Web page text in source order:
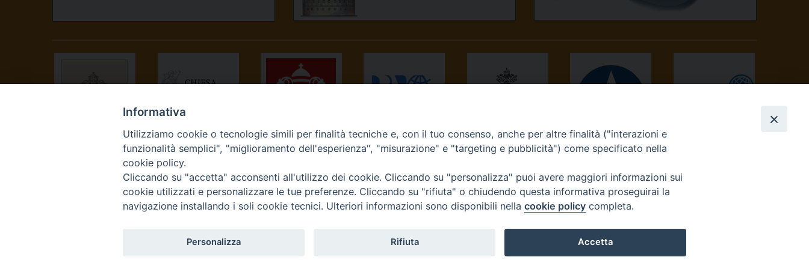
CONFERENZA
EPISCOPALE
ITALIANA
NEWS.VA RADIO VATICANA
OSSERVATORE
ROMANO
AVVENIRE
Curia Vescovile Piazza Castello, 3 10015 Ivrea (To) Tel. 0125.641138 Fax 0125.40296 segreteriacuria@diocesivrea.it
Informativa
Utilizziamo cookie o tecnologie simili per finalità tecniche e, con il tuo consenso, anche per altre finalità ("interazioni e
funzionalità semplici", "miglioramento dell'esperienza", "misurazione" e "targeting e pubblicità") come specificato nella
cookie policy.
Cliccando su "accetta" acconsenti all'utilizzo dei cookie. Cliccando su "personalizza" puoi avere maggiori informazioni sui
cookie utilizzati e personalizzare le tue preferenze. Cliccando su "rifiuta" o chiudendo questa informativa proseguirai la
navigazione installando i soli cookie tecnici. Ulteriori informazioni sono disponibili nella cookie policy completa.
Personalizza Rifiuta Accetta